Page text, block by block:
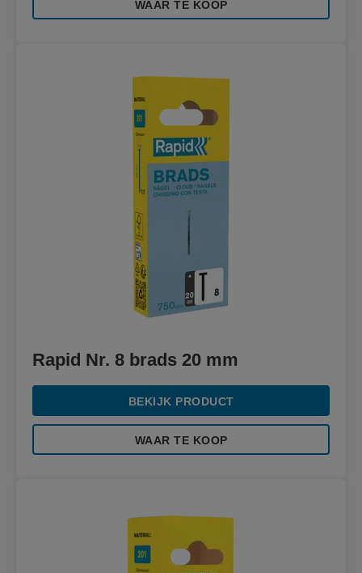
WAAR TE KOOP
Rapid Nr. 8 brads 20 mm
BEKIJK PRODUCT
WAAR TE KOOP